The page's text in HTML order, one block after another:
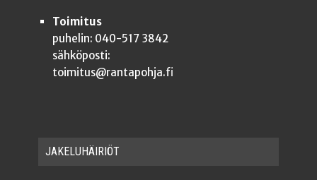
Toimitus
puhelin: 040-517 3842
sähköposti:
toimitus@rantapohja.fi
JAKE­LU­HÄI­RIÖT